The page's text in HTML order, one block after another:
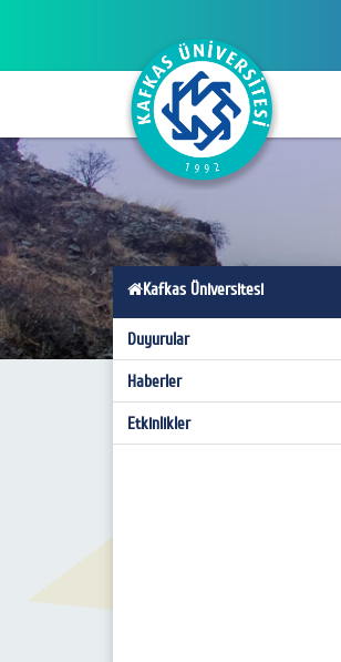
Kafkas Üniversitesi
Duyurular
Haberler
Etkinlikler